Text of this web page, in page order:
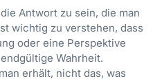
Antwort zu sein, die man
wichtig zu verstehen, dass
oder eine Perspektive
Wahrheit.
erhält, nicht das, was